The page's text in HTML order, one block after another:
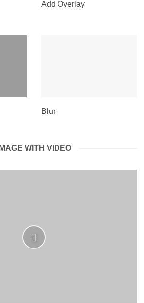
Add Overlay
Blur
IMAGE WITH VIDEO